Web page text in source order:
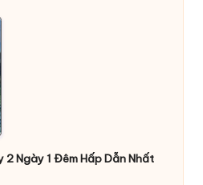
2 Ngày 1 Đêm Hấp Dẫn Nhất